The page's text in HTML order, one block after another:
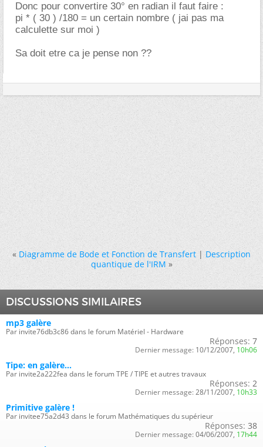
Donc pour convertire 30° en radian il faut faire :
pi * ( 30 ) /180 = un certain nombre ( jai pas ma
calculette sur moi )
Sa doit etre ca je pense non ??
« Diagramme de Bode et Fonction de Transfert|Description
quantique de l'IRM »
DISCUSSIONS SIMILAIRES
mp3 galère
Par invite76db3c86 dans le forum Matériel - Hardware
Réponses: 7
Dernier message: 10/12/2007, 10h06
Tipe: en galère...
Par invite2a222fea dans le forum TPE / TIPE et autres travaux
Réponses: 2
Dernier message: 28/11/2007, 10h33
Primitive galère !
Par invitee75a2d43 dans le forum Mathématiques du supérieur
Réponses: 38
Dernier message: 04/06/2007, 17h44